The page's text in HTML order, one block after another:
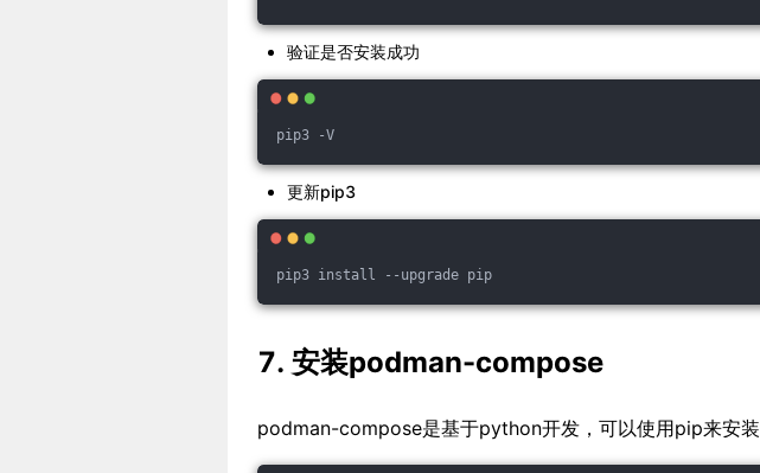
验证是否安装成功
pip3 -V
更新pip3
pip3 install --upgrade pip
7. 安装podman-compose
podman-compose是基于python开发，可以使用pip来安装